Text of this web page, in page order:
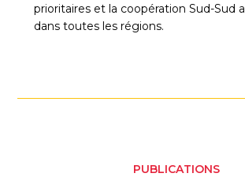
prioritaires et la coopération Sud-Sud
dans toutes les régions.
PUBLICATIONS